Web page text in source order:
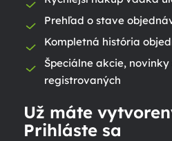
Prehľad o stave
Kompletná história
Špeciálne akcie,
registrovaných
Už máte
Prihláste sa